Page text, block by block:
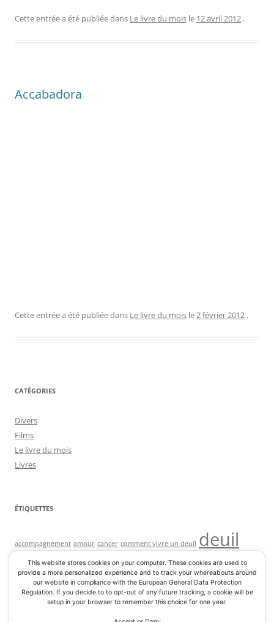
Cette entrée a été publiée dans Le livre du mois le 12 avril 2012 .
Accabadora
Cette entrée a été publiée dans Le livre du mois le2 février 2012 .
CATÉGORIES
Divers
Films
Le livre du mois
Livres
ÉTIQUETTES
accompagnement amour cancer comment vivre un deuil deuil
francois ozon maladie mort perte d'un proche souffrance
sous le sable soutien vivre apres un deuil vivre deuil d un enfant
This website stores cookies on your computer. These cookies are used to
provide a more personalized experience and to track your whereabouts around
our website in compliance with the European General Data Protection
Regulation. If you decide to to opt-out of any future tracking, a cookie will be
setup in your browser to remember this choice for one year.